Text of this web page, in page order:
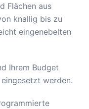
Flächen aus
knallig bis zu
eingenebelten
Ihrem Budget
werden.